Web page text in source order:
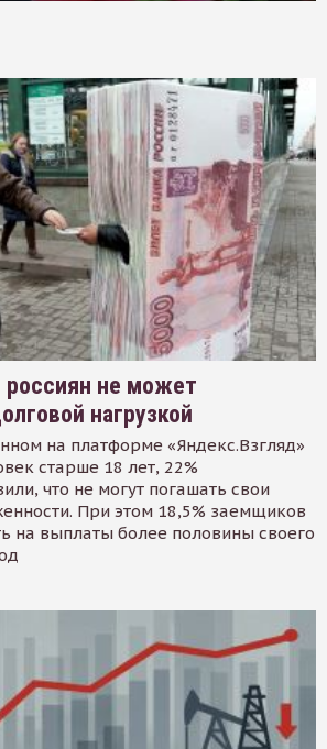
не может
нагрузкой
на платформе «Яндекс.Взгляд»
старше 18 лет, 22%
что не могут погашать свои
При этом 18,5% заемщиков
на выплаты более половины своего